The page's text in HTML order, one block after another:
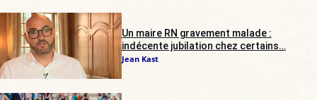
Un maire RN gravement malade :
indécente jubilation chez certains…
Jean Kast